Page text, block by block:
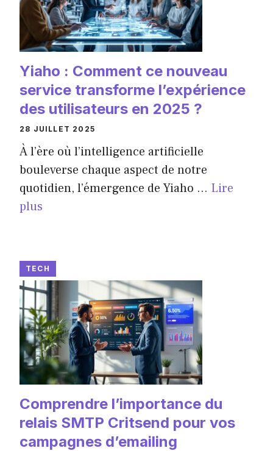
Yiaho : Comment ce nouveau
service transforme l’expérience
des utilisateurs en 2025 ?
28 JUILLET 2025
À l’ère où l’intelligence artificielle
bouleverse chaque aspect de notre
quotidien, l’émergence de Yiaho ... Lire
plus
TECH
Comprendre l’importance du
relais SMTP Critsend pour vos
campagnes d’emailing